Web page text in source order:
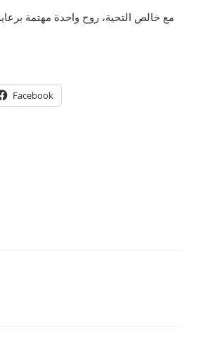
مع خالص التحية، روح واحدة مهتمة
Facebook